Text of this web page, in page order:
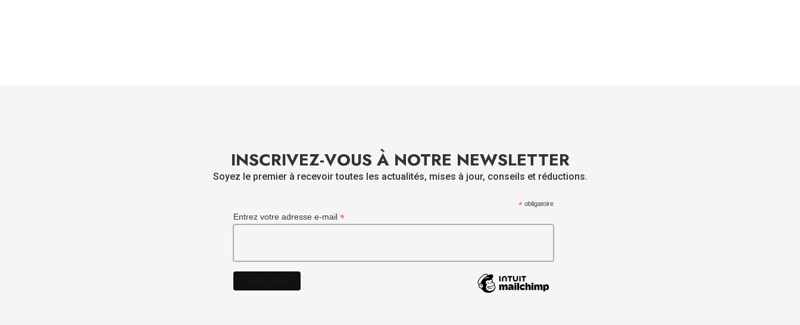
INSCRIVEZ-VOUS À NOTRE NEWSLETTER
Soyez le premier à recevoir toutes les actualités, mises à jour, conseils et réductions.
*obligatoire
Entrez votre adresse e-mail *